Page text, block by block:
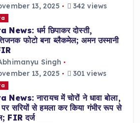
13, 2025
342 views
News: धर्म छिपाकर दोस्ती,
फोटो बना ब्लैकमेल; अमन उस्मानी
Singh
13, 2025
301 views
News: नारायच में चोरों ने धावा बोला,
पर सरियों से हमला कर किया गंभीर रूप से
FIR दर्ज